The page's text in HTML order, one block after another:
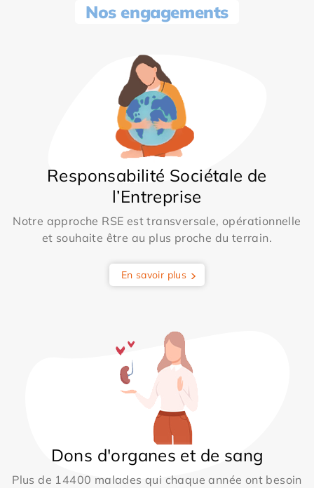
Nos engagements
Responsabilité Sociétale de
l’Entreprise
Notre approche RSE est transversale, opérationnelle
et souhaite être au plus proche du terrain.
En savoir plus
Dons d'organes et de sang
Plus de 14400 malades qui chaque année ont besoin